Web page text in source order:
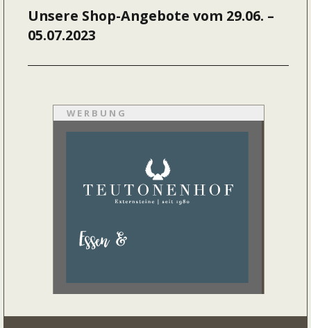
Nächster
Beitrag:
Unsere Shop-Angebote vom 29.06. –
05.07.2023
WERBUNG